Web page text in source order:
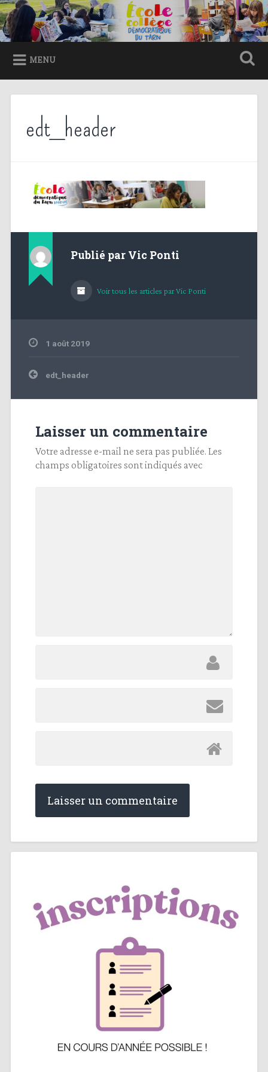
Accéder
au
contenu
principal
Recherche
MENU
edt_header
Publié par Vic Ponti
Voir tous les articles par Vic Ponti
1 août 2019
Navigation
l’article
edt_header
Laisser un commentaire
Votre adresse e-mail ne sera pas publiée. Les
champs obligatoires sont indiqués avec